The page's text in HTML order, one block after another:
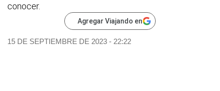
conocer.
Agregar Viajando en
15 DE SEPTIEMBRE DE 2023 - 22:22